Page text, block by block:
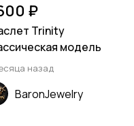
₽
Trinity
модель
назад
BaronJewelry